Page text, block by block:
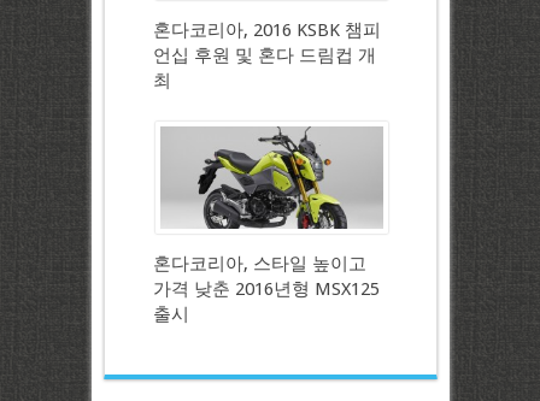
혼다코리아, 2016 KSBK 챔피
언십 후원 및 혼다 드림컵 개
최
혼다코리아, 스타일 높이고
가격 낮춘 2016년형 MSX125
출시